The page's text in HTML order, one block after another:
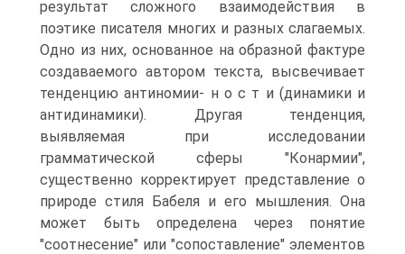
результат сложного взаимодействия в
поэтике писателя многих и разных слагаемых.
Одно из них, основанное на образной фактуре
создаваемого автором текста, высвечивает
тенденцию антиномии- н о с т и (динамики и
антидинамики). Другая тенденция,
выявляемая при исследовании
грамматической сферы "Конармии",
существенно корректирует представление о
природе стиля Бабеля и его мышления. Она
может быть определена через понятие
"соотнесение" или "сопоставление" элементов